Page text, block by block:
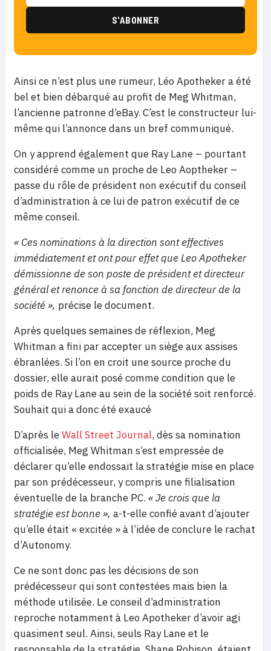
Ainsi ce n’est plus une rumeur, Léo Apotheker a été
bel et bien débarqué au profit de Meg Whitman,
l’ancienne patronne d’eBay. C’est le constructeur lui-
même qui l’annonce dans un bref communiqué.
On y apprend également que Ray Lane – pourtant
considéré comme un proche de Leo Aoptheker –
passe du rôle de président non exécutif du conseil
d’administration à ce lui de patron exécutif de ce
même conseil.
« Ces nominations à la direction sont effectives
immédiatement et ont pour effet que Leo Apotheker
démissionne de son poste de président et directeur
général et renonce à sa fonction de directeur de la
société », précise le document.
Après quelques semaines de réflexion, Meg
Whitman a fini par accepter un siège aux assises
ébranlées. Si l’on en croit une source proche du
dossier, elle aurait posé comme condition que le
poids de Ray Lane au sein de la société soit renforcé.
Souhait qui a donc été exaucé
D’après leWall Street Journal, dès sa nomination
officialisée, Meg Whitman s’est empressée de
déclarer qu’elle endossait la stratégie mise en place
par son prédécesseur, y compris une filialisation
éventuelle de la branche PC. « Je crois que la
stratégie est bonne », a-t-elle confié avant d’ajouter
qu’elle était « excitée » à l’idée de conclure le rachat
d’Autonomy.
Ce ne sont donc pas les décisions de son
prédécesseur qui sont contestées mais bien la
méthode utilisée. Le conseil d’administration
reproche notamment à Leo Apotheker d’avoir agi
quasiment seul. Ainsi, seuls Ray Lane et le